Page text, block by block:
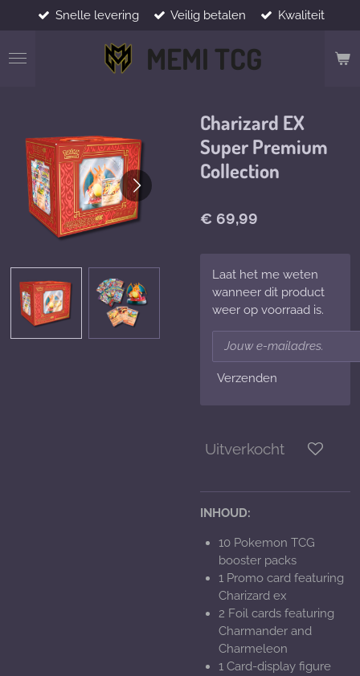
direct
naar
MEMI TCG
Snelle levering Veilig betalen Kwaliteit
Charizard EX
Super Premium
Collection
€ 69,99
Laat het me weten
wanneer dit product
weer op voorraad is.
Verzenden
Uitverkocht
INHOUD:
10 Pokemon TCG
booster packs
1 Promo card featuring
Charizard ex
2 Foil cards featuring
Charmander and
Charmeleon
1 Card-display figure